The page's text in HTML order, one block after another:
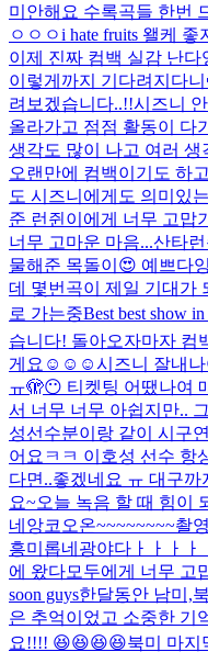
미안해요 수록곡들 한번
ㅇㅇㅇi hate fruits 왤케
이제 진짜 컴백 실감 난다
이렇게까지 기다려지다
려보겠습니다..!!시즈니
올라가고 점점 활동이 다
생각도 많이 나고 여러
오랜만에 컴백이기도 하
도 시즈니에게도 의미있
준 런쥔이에게 너무 고맙
너무 고마운 마음...산타
물해준 목돌이😍 예쁘다
데 몇번곡이 제일 기대가
로 가는중Best best show
습니다! 돌아오자마자 컴
게요☺️☺️☺️시즈니 잘내
ㅠ🫣😶 티켓팅 어땠나여
서 너무 너무 아쉽지만..
성선수분이랑 같이 시구
어요ㅋㅋ 이호성 선수 항
다면..좋겠네요 ㅠ 대구
요~오늘 녹음 할 때 힘이
네 앙코오온~~~~~~~~촬
흥미롭네 광야다ㅏㅏㅏㅏ
에 왔다모두에게 너무 고
soon guys한달동안 남미,
은 추억이었고 소중한
요!!!! 😆😆😆😆북미 마